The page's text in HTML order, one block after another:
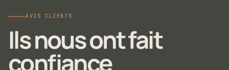
AVIS CLIENTS
Ils nous ont fait
confiance